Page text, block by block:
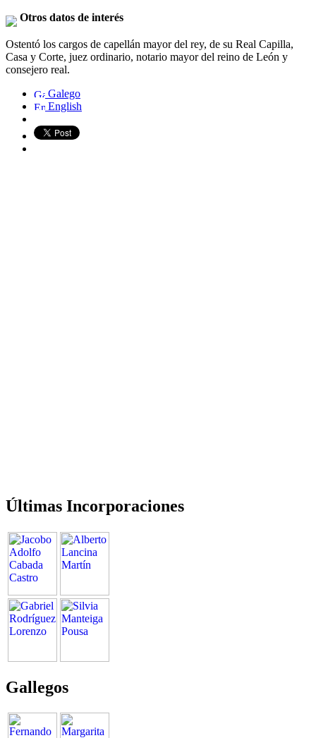
Otros datos de interés
Ostentó los cargos de capellán mayor del rey, de su Real Capilla,
Casa y Corte, juez ordinario, notario mayor del reino de León y
consejero real.
Galego
English
Últimas Incorporaciones
Gallegos